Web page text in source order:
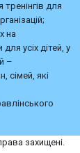
для
на
усіх дітей, у
–
сімей, які
захищені.